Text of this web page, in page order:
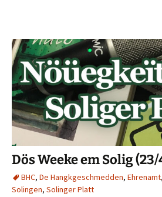
Dös Weeke em Solig
BHC, De Hangkgeschmedden, Ehrenamt,
Solingen, Solinger Platt